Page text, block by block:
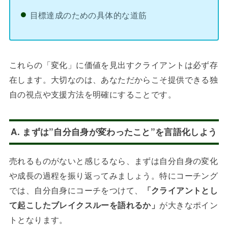
目標達成のための具体的な道筋
これらの「変化」に価値を見出すクライアントは必ず存
在します。大切なのは、あなただからこそ提供できる独
自の視点や支援方法を明確にすることです。
A. まずは”自分自身が変わったこと”を言語化しよう
売れるものがないと感じるなら、まずは自分自身の変化
や成長の過程を振り返ってみましょう。特にコーチング
では、自分自身にコーチをつけて、
「クライアントとし
て起こしたブレイクスルーを語れるか」 が大きなポイン
トとなります。